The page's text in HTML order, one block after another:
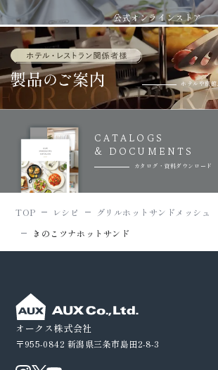
公式オンラインストア
ホテルや旅
CATALOGS
& DOCUMENTS
カタログ・資料ダウンロード
TOP レシピ
グリルホットサンドメッシュ
きのこツナホットサンド
オークス株式会社
〒955-0842 新潟県三条市島田2-8-3